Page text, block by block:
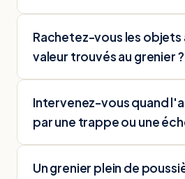
Rachetez-vous les objets
valeur trouvés au grenier ?
Intervenez-vous quand
par une trappe ou une
Un grenier plein de